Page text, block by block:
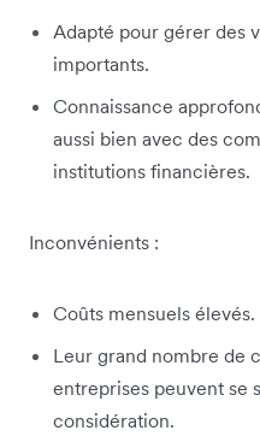
Adapté pour gérer des
importants.
Connaissance
aussi bien avec des
institutions financières.
Inconvénients :
Coûts mensuels élevés.
Leur grand nombre de
entreprises peuvent se
considération.